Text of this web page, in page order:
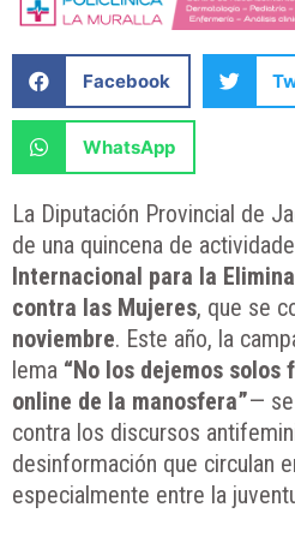
Facebook
WhatsApp
La Diputación Provincial de
de una quincena de
Internacional para la
contra las Mujeres, que se
noviembre. Este año, la
lema “No los dejemos
online de la manosfera”—
contra los discursos
desinformación que circulan
especialmente entre la